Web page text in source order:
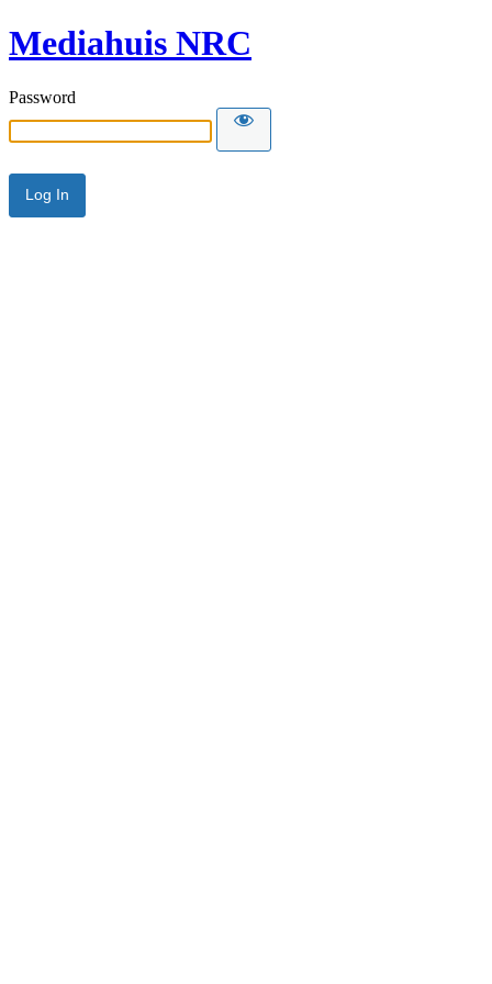
Mediahuis NRC
Password